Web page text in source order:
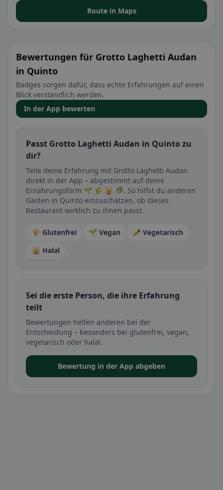
Route in Maps
Bewertungen für Grotto Laghetti Audan
in Quinto
Badges sorgen dafür, dass echte Erfahrungen auf einen
Blick verständlich werden.
In der App bewerten
Passt Grotto Laghetti Audan in Quinto zu
dir?
Teile deine Erfahrung mit Grotto Laghetti Audan
direkt in der App – abgestimmt auf deine
Ernährungsform 🌱 🌾 🕌 🥬. So hilfst du anderen
Gästen in Quinto einzuschätzen, ob dieses
Restaurant wirklich zu ihnen passt.
🌾 Glutenfrei 🌱 Vegan
🥕 Vegetarisch
🕌 Halal
Sei die erste Person, die ihre Erfahrung
teilt
Bewertungen helfen anderen bei der
Entscheidung – besonders bei glutenfrei, vegan,
vegetarisch oder halal.
Bewertung in der App abgeben